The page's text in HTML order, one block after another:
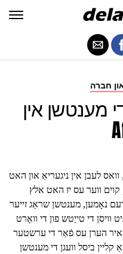
חברה
מענטשן אין
לעבן אין ניגעריאַ און האט
אים, קוים ווער עס יז האט אלץ
נאָמען, מענטשן שראַג זייער
וויסן די טייַטש פון די וואָרט
איר הערן עס פֿאַר די ערשטער
ביסל וועגן די מענטשן